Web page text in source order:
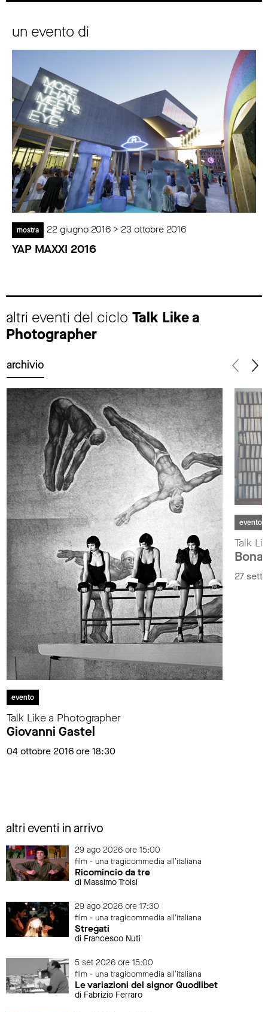
un evento di
mostra 22 giugno 2016 > 23 ottobre 2016
YAP MAXXI 2016
altri eventi del ciclo Talk Like a
Photographer
archivio
evento
Talk Like a Photographer
Giovanni Gastel
04 ottobre 2016 ore 18:30
evento
Talk
27
altri eventi in arrivo
29 ago 2026 ore 15:00
film - una tragicommedia all'italiana
Ricomincio da tre
di Massimo Troisi
29 ago 2026 ore 17:30
film - una tragicommedia all'italiana
Stregati
di Francesco Nuti
5 set 2026 ore 15:00
film - una tragicommedia all'italiana
Le variazioni del signor Quodlibet
di Fabrizio Ferraro